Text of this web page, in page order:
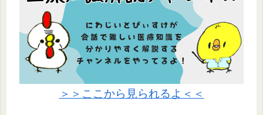
＞＞ここから見られるよ＜＜